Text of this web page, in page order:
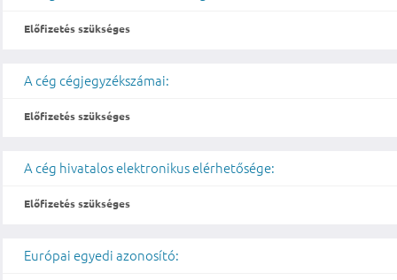
Előfizetés szükséges
A cég cégjegyzékszámai:
Előfizetés szükséges
A cég hivatalos elektronikus elérhetősége:
Előfizetés szükséges
Európai egyedi azonosító: